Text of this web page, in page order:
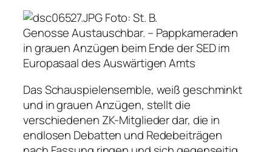
Foto: St. B.
Genosse Austauschbar. – Pappkameraden
in grauen Anzügen beim Ende der SED im
Europasaal des Auswärtigen Amts
Das Schauspielensemble, weiß geschminkt
und in grauen Anzügen, stellt die
verschiedenen ZK-Mitglieder dar, die in
endlosen Debatten und Redebeiträgen